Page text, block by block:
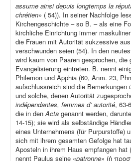
assume ainsi depuis longtemps la
chrétien» ( 54)). In seiner Nachfolge
Kirchengeschichte – so B. – als eine
kirchliche Einrichtung immer
die Frauen mit Autorität sukzessive
verschwunden seien (54). In den
wird kaum von Paaren gesprochen, die
Evangelisierung eintreten. B. nennt
Philemon und Apphia (60, Anm. 23,
aufschlussreich sind die Bemerkungen
und solche, denen Autorität
indépendantes, femmes d‘ autorité, 63-
die in denActa genannt werden,
14-15); sie wird als selbständige
eines Unternehmens (für Purpurstoffe)
sich mit ihrem gesamten Gefolge hat
Aposteln in ihrem Haus empfangen hat
nennt Paulus seine «patronne» (ἡ